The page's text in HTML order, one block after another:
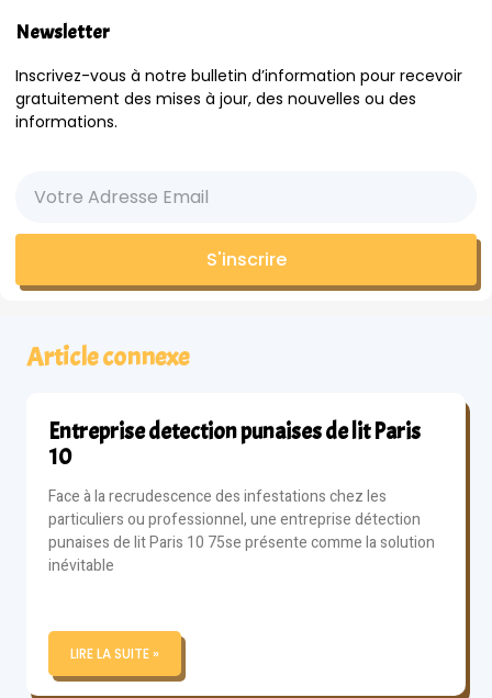
Newsletter
Inscrivez-vous à notre bulletin d’information pour recevoir
gratuitement des mises à jour, des nouvelles ou des
informations.
S'inscrire
Article connexe
Entreprise detection punaises de lit Paris
10
Face à la recrudescence des infestations chez les
particuliers ou professionnel, une entreprise détection
punaises de lit Paris 10 75se présente comme la solution
inévitable
LIRE LA SUITE »